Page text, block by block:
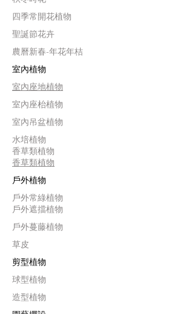
四季常開花植物
聖誕節花卉
農曆新春-年花年桔
室內植物
室內座地植物
室內座枱植物
室內吊盆植物
水培植物
香草類植物
香草類植物
戶外植物
戶外常綠植物
戶外遮擋植物
戶外蔓藤植物
草皮
剪型植物
球型植物
造型植物